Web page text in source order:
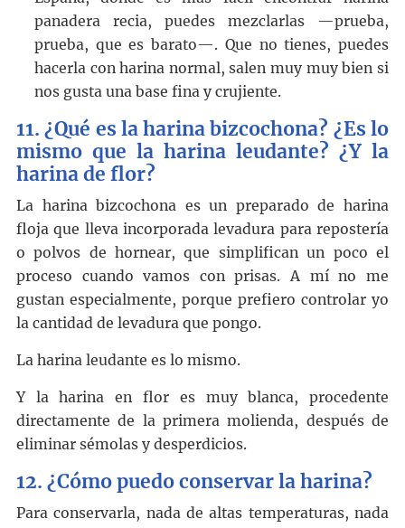
panadera recia, puedes mezclarlas —prueba,
prueba, que es barato—. Que no tienes, puedes
hacerla con harina normal, salen muy muy bien si
nos gusta una base fina y crujiente.
11. ¿Qué es la harina bizcochona? ¿Es lo
mismo que la harina leudante? ¿Y la
harina de flor?
La harina bizcochona es un preparado de harina
floja que lleva incorporada levadura para repostería
o polvos de hornear, que simplifican un poco el
proceso cuando vamos con prisas. A mí no me
gustan especialmente, porque prefiero controlar yo
la cantidad de levadura que pongo.
La harina leudante es lo mismo.
Y la harina en flor es muy blanca, procedente
directamente de la primera molienda, después de
eliminar sémolas y desperdicios.
12. ¿Cómo puedo conservar la harina?
Para conservarla, nada de altas temperaturas, nada